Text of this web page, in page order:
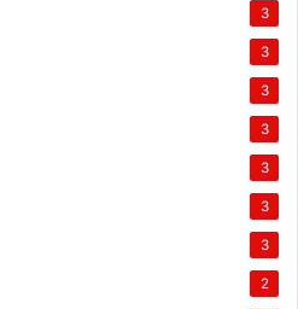
3
3
3
3
3
3
3
2